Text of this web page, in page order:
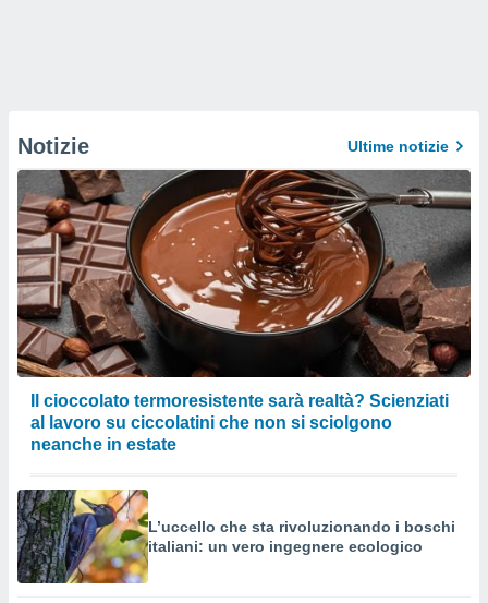
Notizie Ultime notizie
Il cioccolato termoresistente sarà realtà? Scienziati
al lavoro su ciccolatini che non si sciolgono
neanche in estate
L’uccello che sta rivoluzionando i boschi
italiani: un vero ingegnere ecologico